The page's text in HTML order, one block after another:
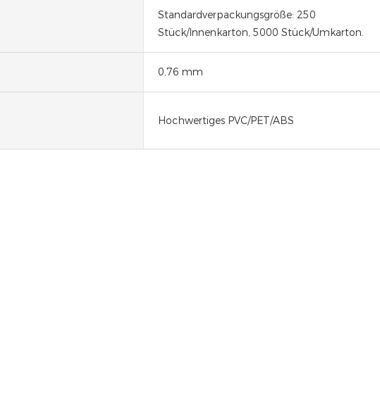
Standardverpackungsgröße: 250
Stück/Innenkarton, 5000 Stück/Umkarton.
0,76 mm
Hochwertiges PVC/PET/ABS